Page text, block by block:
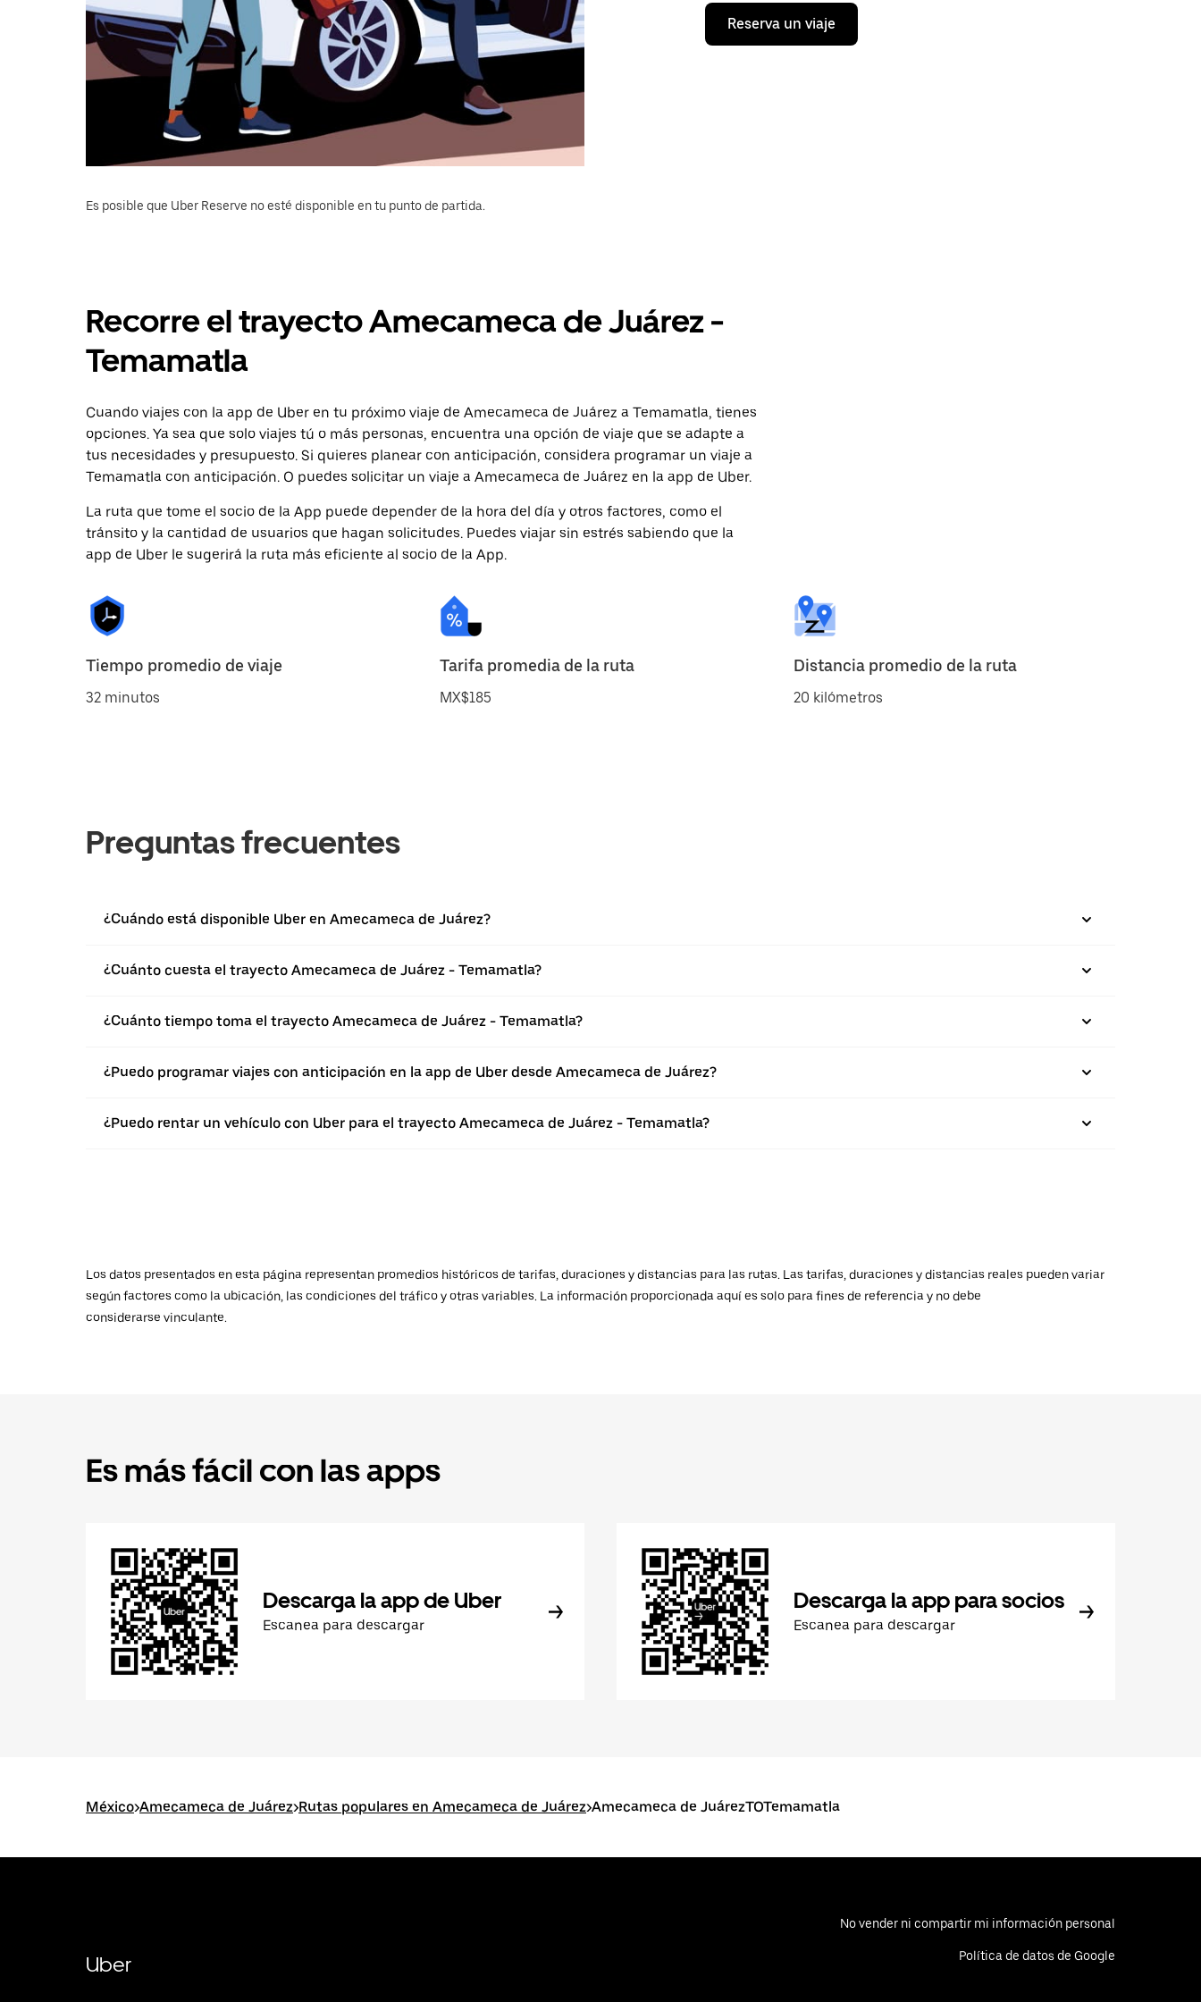
Reserva un viaje
Es posible que Uber Reserve no esté disponible en tu punto de partida.
Recorre el trayecto Amecameca de Juárez -
Temamatla
Cuando viajes con la app de Uber en tu próximo viaje de Amecameca de Juárez a Temamatla, tienes
opciones. Ya sea que solo viajes tú o más personas, encuentra una opción de viaje que se adapte a
tus necesidades y presupuesto. Si quieres planear con anticipación, considera programar un viaje a
Temamatla con anticipación. O puedes solicitar un viaje a Amecameca de Juárez en la app de Uber.
La ruta que tome el socio de la App puede depender de la hora del día y otros factores, como el
tránsito y la cantidad de usuarios que hagan solicitudes. Puedes viajar sin estrés sabiendo que la
app de Uber le sugerirá la ruta más eficiente al socio de la App.
Tiempo promedio de viaje
32 minutos
Tarifa promedia de la ruta
MX$185
Distancia promedio de la ruta
20 kilómetros
Preguntas frecuentes
¿Cuándo está disponible Uber en Amecameca de Juárez?
¿Cuánto cuesta el trayecto Amecameca de Juárez - Temamatla?
¿Cuánto tiempo toma el trayecto Amecameca de Juárez - Temamatla?
¿Puedo programar viajes con anticipación en la app de Uber desde Amecameca de Juárez?
¿Puedo rentar un vehículo con Uber para el trayecto Amecameca de Juárez - Temamatla?
Los datos presentados en esta página representan promedios históricos de tarifas, duraciones y distancias para las rutas. Las tarifas, duraciones y distancias reales pueden variar
según factores como la ubicación, las condiciones del tráfico y otras variables. La información proporcionada aquí es solo para fines de referencia y no debe
considerarse vinculante.
Es más fácil con las apps
Descarga la app de Uber
Escanea para descargar
Descarga la app para socios
Escanea para descargar
México>Amecameca de Juárez>Rutas populares en Amecameca de Juárez>Amecameca de JuárezTOTemamatla
Uber
No vender ni compartir mi información personal
Política de datos de Google